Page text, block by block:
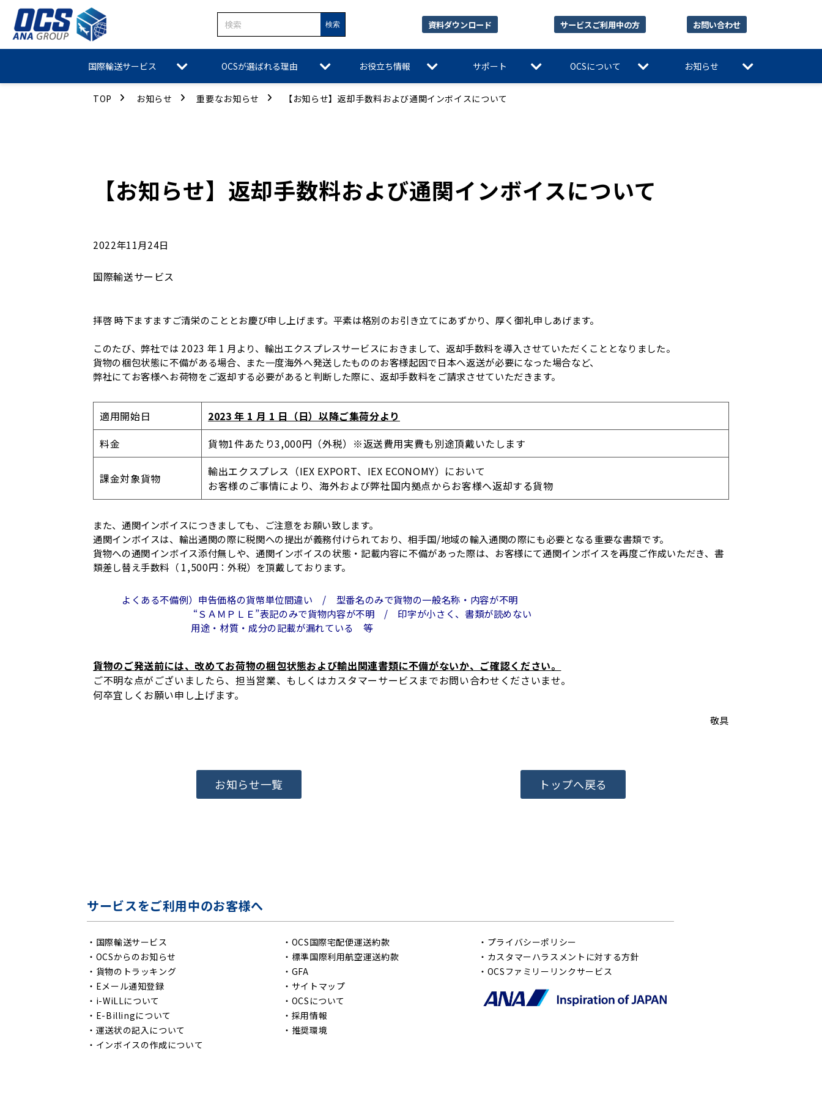
資料ダウンロード サービスご利用中の方 お問い合わせ
国際輸送サービス OCSが選ばれる理由 お役立ち情報 サポート OCSについて お知らせ
TOP お知らせ 重要なお知らせ 【お知らせ】返却手数料および通関インボイスについて
【お知らせ】返却手数料および通関インボイスについて
2022年11月24日
国際輸送サービス
拝啓 時下ますますご清栄のこととお慶び申し上げます。平素は格別のお引き立てにあずかり、厚く御礼申しあげます。
このたび、弊社では 2023 年 1 月より、輸出エクスプレスサービスにおきまして、返却手数料を導入させていただくこととなりました。
貨物の梱包状態に不備がある場合、また一度海外へ発送したもののお客様起因で日本へ返送が必要になった場合など、
弊社にてお客様へお荷物をご返却する必要があると判断した際に、返却手数料をご請求させていただきます。
適用開始日
2023 年 1 月 1 日（日）以降ご集荷分より
料金
貨物1件あたり3,000円（外税）※返送費用実費も別途頂戴いたします
課金対象貨物
輸出エクスプレス（IEX EXPORT、IEX ECONOMY）において
お客様のご事情により、海外および弊社国内拠点からお客様へ返却する貨物
また、通関インボイスにつきましても、ご注意をお願い致します。
通関インボイスは、輸出通関の際に税関への提出が義務付けられており、相手国/地域の輸入通関の際にも必要となる重要な書類です。
貨物への通関インボイス添付無しや、通関インボイスの状態・記載内容に不備があった際は、お客様にて通関インボイスを再度ご作成いただき、書
類差し替え手数料（ 1,500円：外税）を頂戴しております。
よくある不備例）申告価格の貨幣単位間違い / 型番名のみで貨物の一般名称・内容が不明
“ＳＡＭＰＬＥ”表記のみで貨物内容が不明 / 印字が小さく、書類が読めない
用途・材質・成分の記載が漏れている 等
貨物のご発送前には、改めてお荷物の梱包状態および輸出関連書類に不備がないか、ご確認ください。
ご不明な点がございましたら、担当営業、もしくはカスタマーサービスまでお問い合わせくださいませ。
何卒宜しくお願い申し上げます。
敬具
お知らせ一覧 トップへ戻る
サービスをご利用中のお客様へ
・ 国際輸送サービス
・ OCSからのお知らせ
・ 貨物のトラッキング
・ Eメール通知登録
・ i-WiLLについて
・ E-Billingについて
・ 運送状の記入について
・ インボイスの作成について
・ OCS国際宅配便運送約款
・ 標準国際利用航空運送約款
・ GFA
・ サイトマップ
・ OCSについて
・ 採用情報
・ 推奨環境
・ プライバシーポリシー
・ カスタマーハラスメントに対する方針
・ OCSファミリーリンクサービス